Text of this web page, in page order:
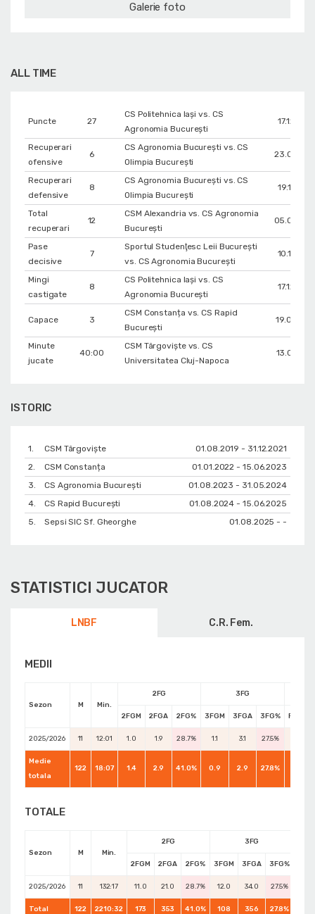
Galerie foto
ALL TIME
Puncte 27
CS Politehnica Iași vs. CS
Agronomia București
Recuperari
ofensive
6
CS Agronomia București vs. CS
Olimpia București
Recuperari
defensive
8
CS Agronomia București vs. CS
Olimpia București
Total
recuperari
12
CSM Alexandria vs. CS Agronomia
București
Pase
decisive
7
Sportul Studenţesc Leii Bucureşti
vs. CS Agronomia București
Mingi
castigate
8
CS Politehnica Iași vs. CS
Agronomia București
Capace 3
CSM Constanța vs. CS Rapid
București
Minute
jucate
40:00
CSM Târgoviște vs. CS
Universitatea Cluj-Napoca
ISTORIC
1. CSM Târgoviște
01.08.2019 - 31.12.2021
2.
CSM Constanța
01.01.2022 - 15.06.2023
3.
CS Agronomia București
01.08.2023 - 31.05.2024
4.
CS Rapid București
01.08.2024 - 15.06.2025
5.
Sepsi SIC Sf. Gheorghe 01.08.2025 - -
STATISTICI JUCATOR
LNBF C.R. Fem.
MEDII
Sezon M Min.
2FG 3FG
2FGM 2FGA 2FG% 3FGM 3FGA 3FG% FTM
2025/2026 11 12:01 1.0 1.9 28.7% 1.1 3.1 27.5%
Medie
totala
122 18:07 1.4 2.9 41.0% 0.9 2.9 27.8%
TOTALE
Sezon M Min.
2FG 3FG
2FGM 2FGA 2FG% 3FGM 3FGA 3FG%
2025/2026 11 132:17 11.0 21.0 28.7% 12.0 34.0 27.5%
Total 122 2210:32 173 353 41.0% 108 356 27.8%